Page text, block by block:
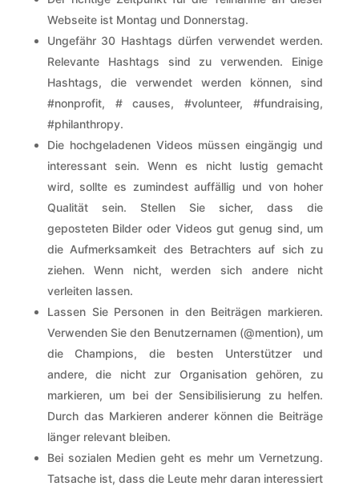
Webseite ist Montag und Donnerstag.
Ungefähr 30 Hashtags dürfen verwendet werden.
Relevante Hashtags sind zu verwenden. Einige
Hashtags, die verwendet werden können, sind
#nonprofit, # causes, #volunteer, #fundraising,
#philanthropy.
Die hochgeladenen Videos müssen eingängig und
interessant sein. Wenn es nicht lustig gemacht
wird, sollte es zumindest auffällig und von hoher
Qualität sein. Stellen Sie sicher, dass die
geposteten Bilder oder Videos gut genug sind, um
die Aufmerksamkeit des Betrachters auf sich zu
ziehen. Wenn nicht, werden sich andere nicht
verleiten lassen.
Lassen Sie Personen in den Beiträgen markieren.
Verwenden Sie den Benutzernamen (@mention), um
die Champions, die besten Unterstützer und
andere, die nicht zur Organisation gehören, zu
markieren, um bei der Sensibilisierung zu helfen.
Durch das Markieren anderer können die Beiträge
länger relevant bleiben.
Bei sozialen Medien geht es mehr um Vernetzung.
Tatsache ist, dass die Leute mehr daran interessiert